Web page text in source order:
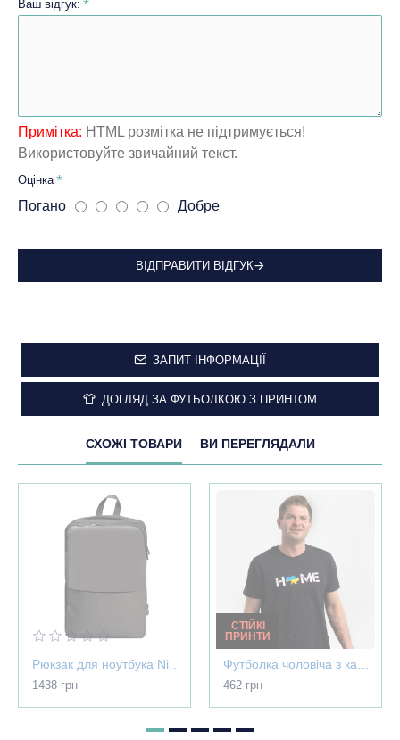
Ваш відгук:
Примітка: HTML розмітка не підтримується!
Використовуйте звичайний текст.
Оцінка
Погано Добре
ВІДПРАВИТИ ВІДГУК
ЗАПИТ ІНФОРМАЦІЇ
ДОГЛЯД ЗА ФУТБОЛКОЮ З ПРИНТОМ
СХОЖІ ТОВАРИ ВИ ПЕРЕГЛЯДАЛИ
1438 грн
СТІЙКІ
ПРИНТИ
462 грн